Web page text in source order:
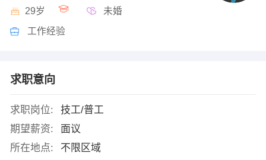
29岁 未婚
工作经验
求职意向
求职岗位:
技工/普工
期望薪资:
面议
所在地点:
不限区域